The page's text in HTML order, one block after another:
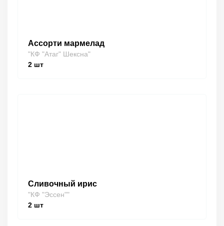
Ассорти мармелад
"КФ "Атаг" Шексна"
2 шт
Сливочный ирис
"КФ "Эссен""
2 шт